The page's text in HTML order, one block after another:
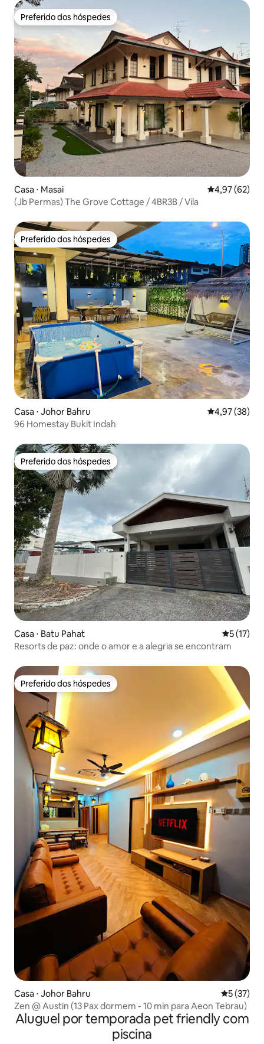
Preferido dos hóspedes
Preferido dos hóspedes
Casa ⋅ Masai 4,97 de uma
4,97 (62)
(Jb Permas) The Grove Cottage / 4BR3B / Vila
Preferido dos hóspedes
Preferido dos hóspedes
Casa ⋅ Johor Bahru 4,97 de uma
4,97 (38)
96 Homestay Bukit Indah
Preferido dos hóspedes
Preferido dos hóspedes
Casa ⋅ Batu Pahat 5 de uma
5 (17)
Resorts de paz: onde o amor e a alegria se encontram
Preferido dos hóspedes
Preferido dos hóspedes
Casa ⋅ Johor Bahru 5 de uma
5 (37)
Zen @ Austin (13 Pax dormem - 10 min para Aeon Tebrau)
Aluguel por temporada pet friendly com
piscina